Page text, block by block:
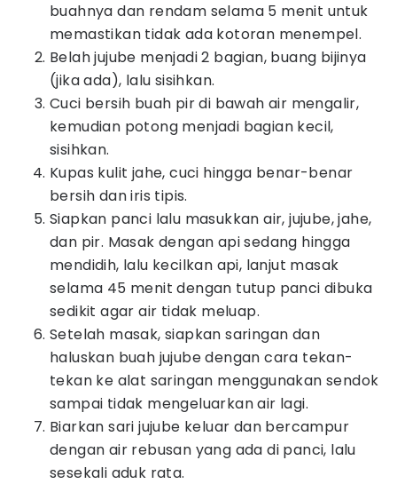
buahnya dan rendam selama 5 menit untuk
memastikan tidak ada kotoran menempel.
Belah jujube menjadi 2 bagian, buang bijinya
(jika ada), lalu sisihkan.
Cuci bersih buah pir di bawah air mengalir,
kemudian potong menjadi bagian kecil,
sisihkan.
Kupas kulit jahe, cuci hingga benar-benar
bersih dan iris tipis.
Siapkan panci lalu masukkan air, jujube, jahe,
dan pir. Masak dengan api sedang hingga
mendidih, lalu kecilkan api, lanjut masak
selama 45 menit dengan tutup panci dibuka
sedikit agar air tidak meluap.
Setelah masak, siapkan saringan dan
haluskan buah jujube dengan cara tekan-
tekan ke alat saringan menggunakan sendok
sampai tidak mengeluarkan air lagi.
Biarkan sari jujube keluar dan bercampur
dengan air rebusan yang ada di panci, lalu
sesekali aduk rata.